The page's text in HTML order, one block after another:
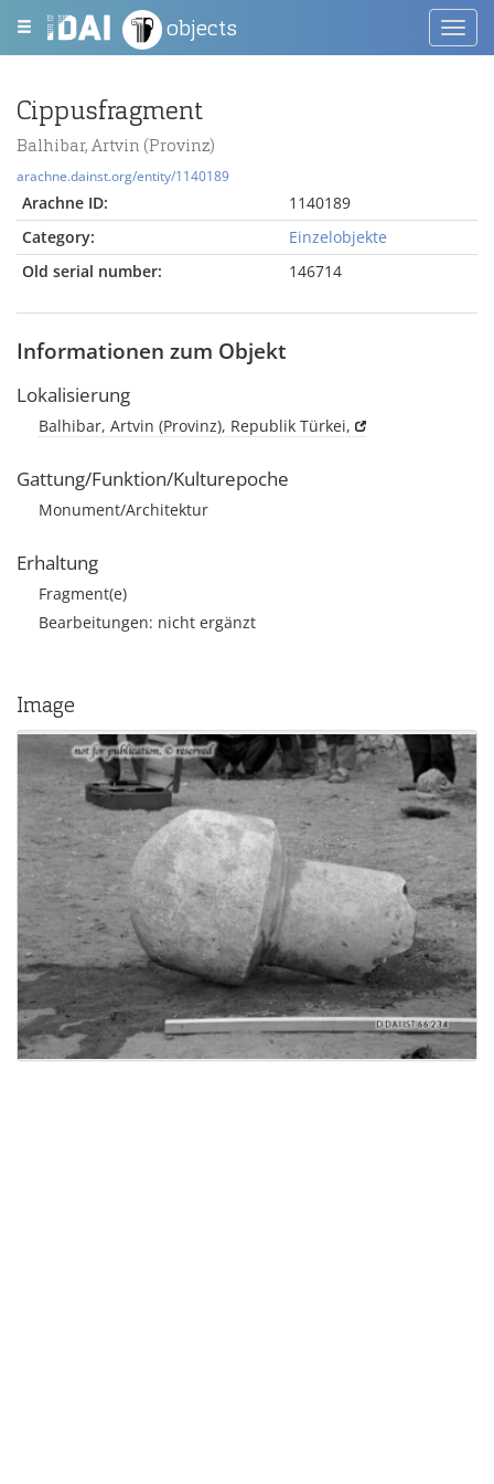
objects
Cippusfragment
Balhibar, Artvin (Provinz)
arachne.dainst.org/entity/1140189
Arachne ID:
1140189
Category:
Einzelobjekte
Old serial number:
146714
Informationen zum Objekt
Lokalisierung
Balhibar, Artvin (Provinz), Republik Türkei,
Gattung/Funktion/Kulturepoche
Monument/Architektur
Erhaltung
Fragment(e)
Bearbeitungen: nicht ergänzt
Image